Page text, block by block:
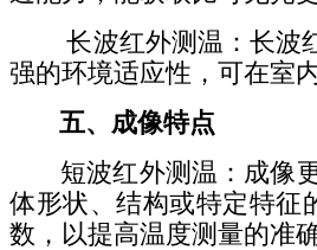
长波红外测温：长波红
强的环境适应性，可在室
五、成像特点
短波红外测温：成像更
体形状、结构或特定特征
数，以提高温度测量的准确